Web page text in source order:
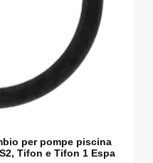
per pompe piscina
Tifon e Tifon 1 Espa